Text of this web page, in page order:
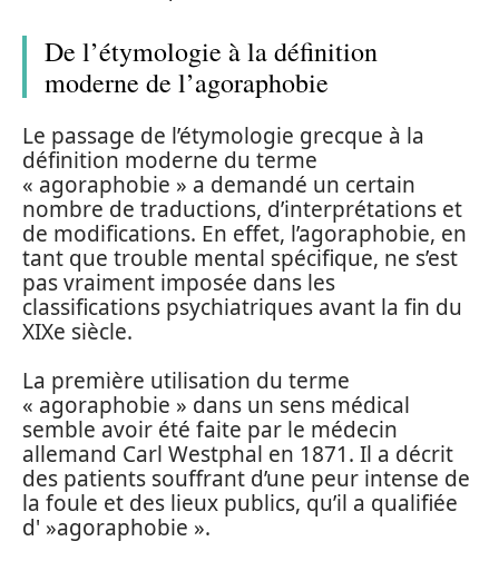
De l’étymologie à la définition
moderne de l’agoraphobie
Le passage de l’étymologie grecque à la
définition moderne du terme
« agoraphobie » a demandé un certain
nombre de traductions, d’interprétations et
de modifications. En effet, l’agoraphobie, en
tant que trouble mental spécifique, ne s’est
pas vraiment imposée dans les
classifications psychiatriques avant la fin du
XIXe siècle.
La première utilisation du terme
« agoraphobie » dans un sens médical
semble avoir été faite par le médecin
allemand Carl Westphal en 1871. Il a décrit
des patients souffrant d’une peur intense de
la foule et des lieux publics, qu’il a qualifiée
d' »agoraphobie ».